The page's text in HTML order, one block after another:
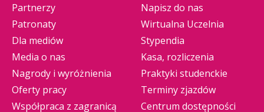
Partnerzy
Patronaty
Dla mediów
Media o nas
Nagrody i wyróżnienia
Oferty pracy
Współpraca z zagranicą
Napisz do nas
Wirtualna Uczelnia
Stypendia
Kasa, rozliczenia
Praktyki studenckie
Terminy zjazdów
Centrum dostępności